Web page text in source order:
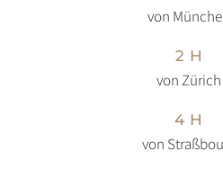
von
2 H
von Zürich
4 H
von